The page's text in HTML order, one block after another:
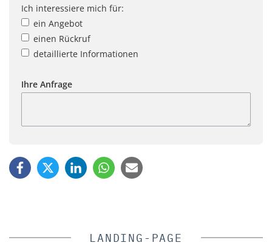
Ich interessiere mich für:
ein Angebot
einen Rückruf
detaillierte Informationen
Ihre Anfrage
LANDING-PAGE